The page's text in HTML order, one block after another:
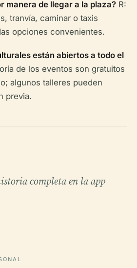
manera de llegar a la plaza? R:
tranvía, caminar o taxis
opciones convenientes.
están abiertos a todo el
de los eventos son gratuitos
algunos talleres pueden
previa.
completa en la app